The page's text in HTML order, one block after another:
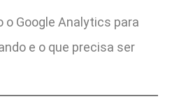
Google Analytics para
e o que precisa ser